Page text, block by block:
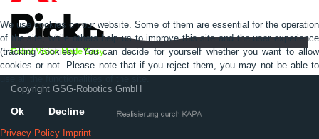
Copyright GSG-Robotics GmbH
We use cookies on our website. Some of them are essential for the operation
of the site, while others help us to improve this site and the user experience
(tracking cookies). You can decide for yourself whether you want to allow
cookies or not. Please note that if you reject them, you may not be able to
Ok Decline
Privacy Policy Imprint